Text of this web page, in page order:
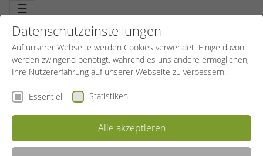
☰
Datenschutzeinstellungen
Auf unserer Webseite werden Cookies verwendet. Einige davon
werden zwingend benötigt, während es uns andere ermöglichen,
Ihre Nutzererfahrung auf unserer Webseite zu verbessern.
Essentiell Statistiken
Alle akzeptieren